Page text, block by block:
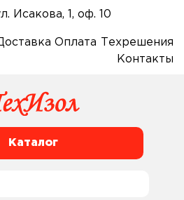
Исакова, 1, оф. 10
Оплата
Техрешения
Контакты
Каталог